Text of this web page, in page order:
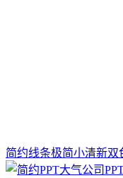
简约线条极简小清新双